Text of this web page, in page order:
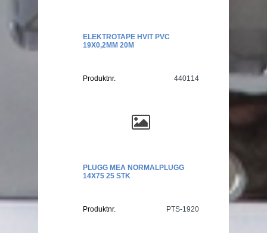
ELEKTROTAPE HVIT PVC
19X0,2MM 20M
Produktnr. 440114
PLUGG MEA NORMALPLUGG
14X75 25 STK
Produktnr. PTS-1920